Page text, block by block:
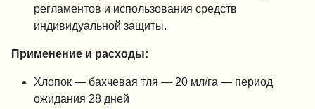
регламентов и использования средств
индивидуальной защиты.
Применение и расходы:
Хлопок — бахчевая тля — 20 мл/га — период
ожидания 28 дней